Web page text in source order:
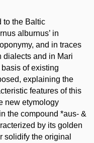
to the Baltic
alburnus’ in
and in traces
dialects and in Mari
of existing
explaining the
features of this
new etymology
the compound *aus- &
by its golden
solidify the original